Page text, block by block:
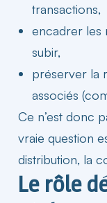
transactions,
encadrer les
subir,
préserver la
associés
Ce n’est donc
vraie question
distribution, la
Le rôle